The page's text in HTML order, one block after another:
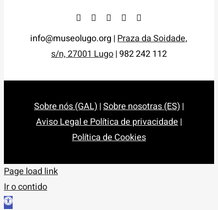
info@museolugo.org |Praza da Soidade,
s/n, 27001 Lugo| 982 242 112
Sobre nós (GAL)|Sobre nosotras (ES)|
Aviso Legal e Política de privacidade|
Política de Cookies
Page load link
Ir o contido
Abrir